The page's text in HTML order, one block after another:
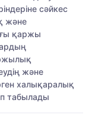
сәйкес
және
қаржы
және
халықаралық
табылады